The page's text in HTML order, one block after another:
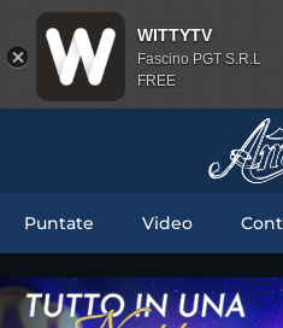
Puntate Video
WITTYTV
Fascino PGT S.R.L
FREE